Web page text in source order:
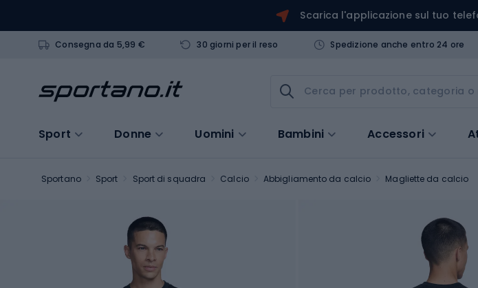
Scarica l'applicazione sul tuo
Consegna da 5,99 € 30 giorni per il reso Spedizione anche entro 24 ore
Sport Donne Uomini Bambini Accessori
Sportano Sport Sport di squadra Calcio Abbigliamento da calcio Magliette da calcio